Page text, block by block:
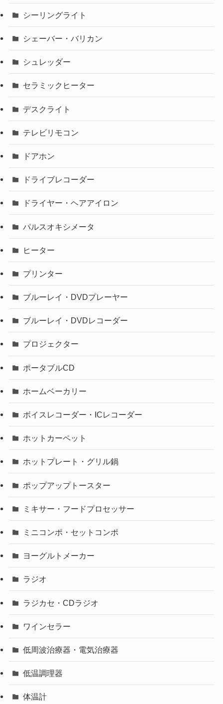
シーリングライト
シェーバー・バリカン
シュレッダー
セラミックヒーター
デスクライト
テレビリモコン
ドアホン
ドライブレコーダー
ドライヤー・ヘアアイロン
パルスオキシメータ
ヒーター
プリンター
ブルーレイ・DVDプレーヤー
ブルーレイ・DVDレコーダー
プロジェクター
ポータブルCD
ホームベーカリー
ボイスレコーダー・ICレコーダー
ホットカーペット
ホットプレート・グリル鍋
ポップアップトースター
ミキサー・フードプロセッサー
ミニコンポ・セットコンポ
ヨーグルトメーカー
ラジオ
ラジカセ・CDラジオ
ワインセラー
低周波治療器・電気治療器
低温調理器
体温計